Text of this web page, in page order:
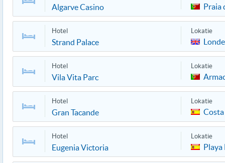
Algarve Casino Praia
Hotel
Strand Palace
Lokatie
Hotel
Vila Vita Parc
Lokatie
Hotel
Gran Tacande
Lokatie
Hotel
Eugenia Victoria
Lokatie
Playa